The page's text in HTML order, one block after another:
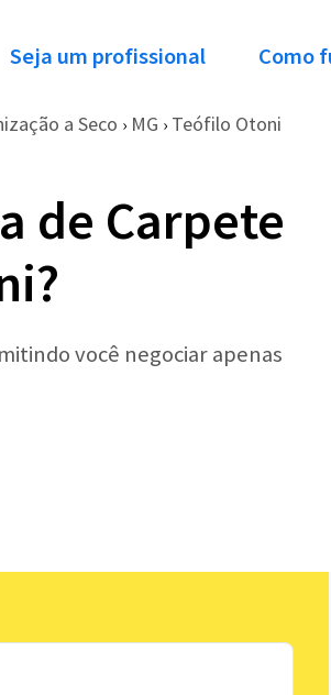
Seja um profissional Como
a Seco › MG › Teófilo Otoni
de Carpete
você negociar apenas